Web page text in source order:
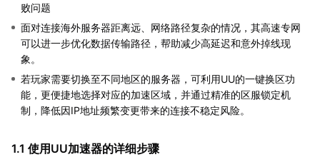
败问题
面对连接海外服务器距离远、网络路径复杂的情况，其高速专网
可以进一步优化数据传输路径，帮助减少高延迟和意外掉线现
象。
若玩家需要切换至不同地区的服务器，可利用UU的一键换区功
能，更便捷地选择对应的加速区域，并通过精准的区服锁定机
制，降低因IP地址频繁变更带来的连接不稳定风险。
1.1 使用UU加速器的详细步骤